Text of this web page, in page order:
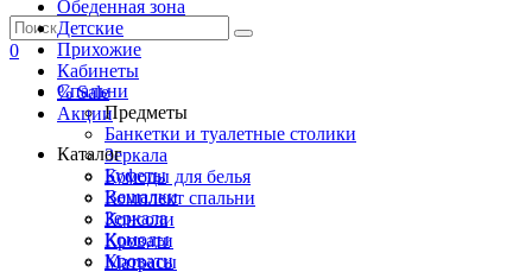
Обеденная зона
Детские
Прихожие
Кабинеты
% Sale
Акции
Каталог
Буфеты
Вешалки
Зеркала
Комоды
Кровати
0
Спальни
Предметы
Банкетки и туалетные столики
Зеркала
Комоды для белья
Комплект спальни
Консоли
Кровати
Матрасы